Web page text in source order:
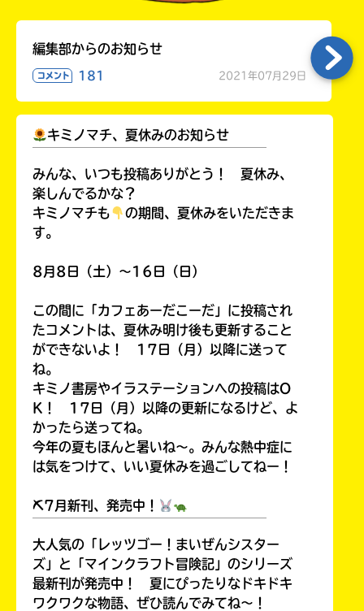
編集部からのお知らせ
コメント 181 2021年07月29日
キミノマチ、夏休みのお知らせ
みんな、いつも投稿ありがとう！ 夏休み、
楽しんでるかな？
キミノマチも
の期間、夏休みをいただきま
す。
8月8日（土）～16日（日）
この間に「カフェあーだこーだ」に投稿され
たコメントは、夏休み明け後も更新すること
ができないよ！ 17日（月）以降に送って
ね。
キミノ書房やイラステーションへの投稿はO
K！ 17日（月）以降の更新になるけど、よ
かったら送ってね。
今年の夏もほんと暑いね～。みんな熱中症に
は気をつけて、いい夏休みを過ごしてねー！
⛏7月新刊、発売中！
大人気の「レッツゴー！まいぜんシスター
ズ」と「マインクラフト冒険記」のシリーズ
最新刊が発売中！ 夏にぴったりなドキドキ
ワクワクな物語、ぜひ読んでみてね～！